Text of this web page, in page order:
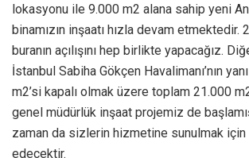
lokasyonu ile 9.000 m2 alana sahip yeni
binamızın inşaatı hızla devam etmektedir.
buranın açılışını hep birlikte yapacağız.
İstanbul Sabiha Gökçen Havalimanı’nın
m2’si kapalı olmak üzere toplam 21.000
genel müdürlük inşaat projemiz de
zaman da sizlerin hizmetine sunulmak için
edecektir.